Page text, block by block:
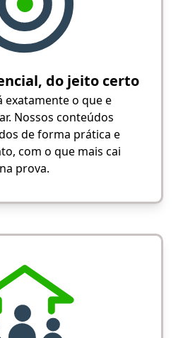
do jeito certo
exatamente o que e
Nossos conteúdos
de forma prática e
com o que mais cai
na prova.